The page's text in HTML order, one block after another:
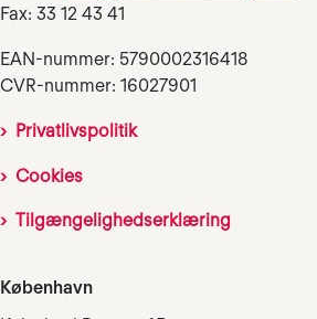
Fax: 33 12 43 41
EAN-nummer: 5790002316418
CVR-nummer: 16027901
Privatlivspolitik
Cookies
Tilgængelighedserklæring
København